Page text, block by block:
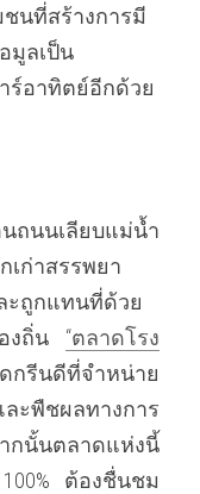
นที่สร้างการมี
มูลเป็น
ร์อาทิตย์อีกด้วย
ถนนเลียบแม่น้ำ
เก่าสรรพยา
ะถูกแทนที่ด้วย
งถิ่น “ตลาดโรง
กรีนดีที่จำหน่าย
พืชผลทางการ
กนั้นตลาดแห่งนี้
ต้องชื่นชม